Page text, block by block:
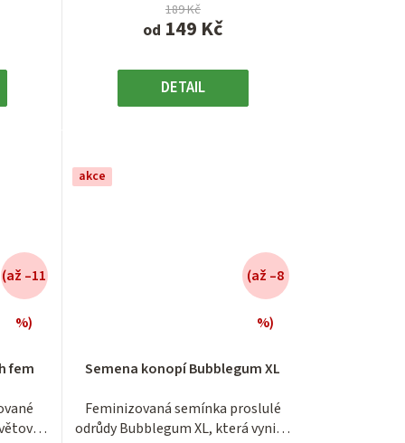
od 149 Kč
189 Kč
DETAIL
fem
(až –11
%)
akce
Semena konopí Bubblegum XL
Feminizovaná semínka proslulé
odrůdy Bubblegum XL, která vyniká
(až –8
%)
produktu
3,8
z